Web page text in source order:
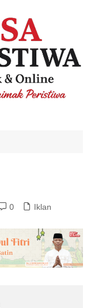
0 Iklan